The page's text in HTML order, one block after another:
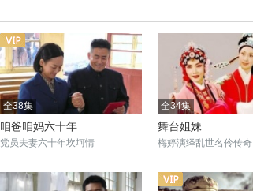
全38集
咱爸咱妈六十年
党员夫妻六十年坎坷情
全34集
舞台姐妹
梅婷演绎乱世名伶传奇